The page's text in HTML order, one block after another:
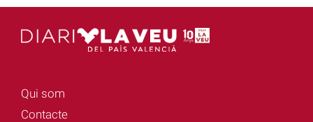
Qui som
Contacte